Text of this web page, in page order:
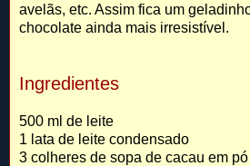
avelãs, etc. Assim fica um
chocolate ainda mais irresistível.
Ingredientes
500 ml de leite
1 lata de leite condensado
3 colheres de sopa de cacau em pó